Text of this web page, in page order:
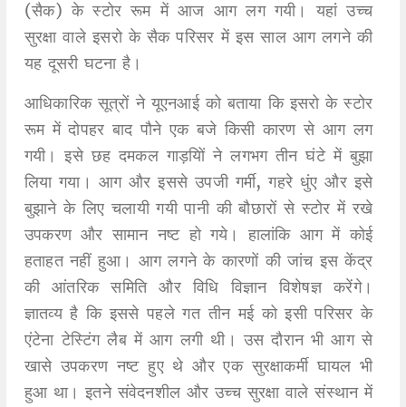
(सैक) के स्टोर रूम में आज आग लग गयी। यहां उच्च
सुरक्षा वाले इसरो के सैक परिसर में इस साल आग लगने की
यह दूसरी घटना है।
आधिकारिक सूत्रों ने यूएनआई को बताया कि इसरो के स्टोर
रूम में दोपहर बाद पौने एक बजे किसी कारण से आग लग
गयी। इसे छह दमकल गाड़यिों ने लगभग तीन घंटे में बुझा
लिया गया। आग और इससे उपजी गर्मी, गहरे धुंए और इसे
बुझाने के लिए चलायी गयी पानी की बौछारों से स्टोर में रखे
उपकरण और सामान नष्ट हो गये। हालांकि आग में कोई
हताहत नहीं हुआ। आग लगने के कारणों की जांच इस केंद्र
की आंतरिक समिति और विधि विज्ञान विशेषज्ञ करेंगे।
ज्ञातव्य है कि इससे पहले गत तीन मई को इसी परिसर के
एंटेना टेस्टिंग लैब में आग लगी थी। उस दौरान भी आग से
खासे उपकरण नष्ट हुए थे और एक सुरक्षाकर्मी घायल भी
हुआ था। इतने संवेदनशील और उच्च सुरक्षा वाले संस्थान में